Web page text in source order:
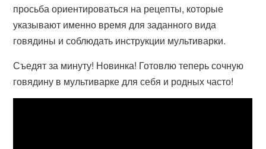
просьба ориентироваться на рецепты, которые
указывают именно время для заданного вида
говядины и соблюдать инструкции мультиварки.
Съедят за минуту! Новинка! Готовлю теперь сочную
говядину в мультиварке для себя и родных часто!